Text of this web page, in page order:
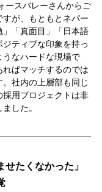
ースバレーさんからご
が、もともとネパー
」「真面目」「日本語
ティブな印象を持っ
なハードな現場で
ばマッチするのでは
社内の上層部も同じ
用プロジェクトは非
した。
せたくなかった」